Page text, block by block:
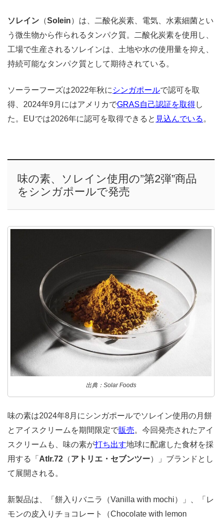
ソレイン （Solein）は、二酸化炭素、電気、水素細菌とい
う微生物から作られるタンパク質。二酸化炭素を使用し、
工場で生産されるソレインは、土地や水の使用量を抑え、
持続可能なタンパク質として期待されている。
ソーラーフーズは2022年秋に シンガポールで認可を取
得、2024年9月にはアメリカでGRAS自己認証を取得し
た。EUでは2026年に認可を取得できると 見込んでいる 。
味の素、ソレイン使用の”第2弾”商品
をシンガポールで発売
出典：Solar Foods
味の素は2024年8月にシンガポールでソレイン使用の月餅
とアイスクリームを期間限定で販売。今回発売されたアイ
スクリームも、味の素が打ち出す地球に配慮した食材を採
用する「 Atlr.72 （アトリエ・セブンツー）」ブランドとし
て展開される。
新製品は、「餅入りバニラ（Vanilla with mochi）」、「レ
モンの皮入りチョコレート（Chocolate with lemon